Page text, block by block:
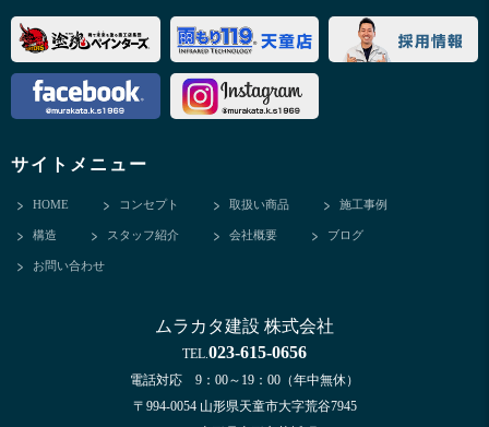
サイトメニュー
HOME コンセプト 取扱い商品 施工事例
構造 スタッフ紹介 会社概要 ブログ
お問い合わせ
ムラカタ建設 株式会社
TEL.023-615-0656
電話対応 9：00～19：00（年中無休）
〒994-0054 山形県天童市大字荒谷7945